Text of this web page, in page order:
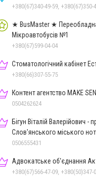
+380(67)340-49-59, +380(67)350-
★ BusMaster ★
Мікроавтобусів №1
+380(67)599-04-04
Стоматологічний кабінет
+380(66)307-55-75
Контент агентство MAKE
0504262624
Бігун Віталій Валерійович -
Слов'янського міського
Дон.обл.
0506555431
Адвокатське об'єднання
+380(67)566-47-09, +380(50)347-